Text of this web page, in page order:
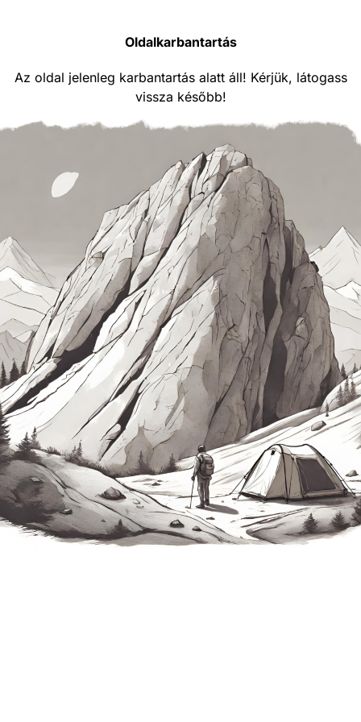
Oldalkarbantartás
Az oldal jelenleg karbantartás alatt áll! Kérjük, látogass
vissza később!